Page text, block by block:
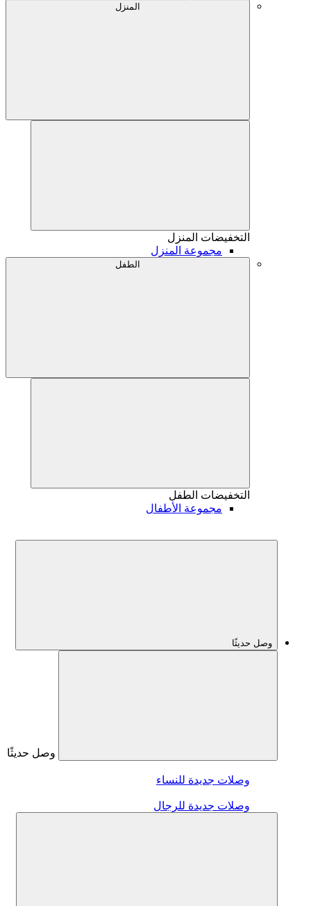
المنزل
التخفيضات المنزل
مجموعة المنزل
الطفل
التخفيضات الطفل
مجموعة الأطفال
وصل حديثًا
وصل حديثًا
وصلات جديدة للنساء
وصلات جديدة للرجال